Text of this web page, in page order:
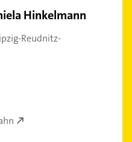
Hinkelmann
Reudnitz-